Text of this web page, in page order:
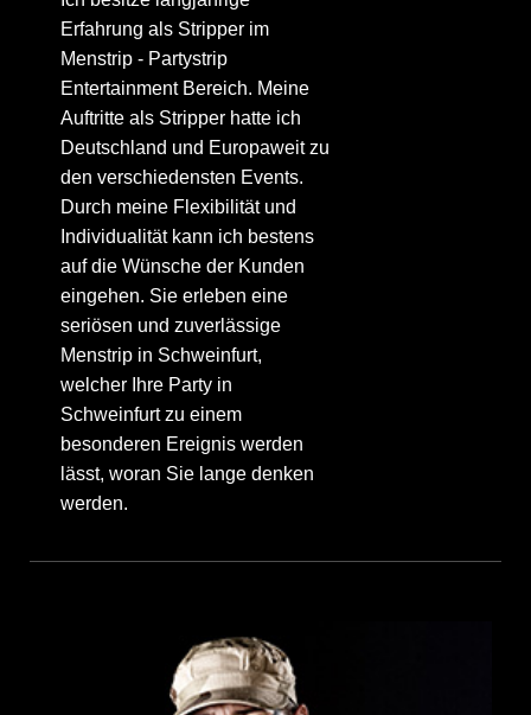
Erfahrung als Stripper im
Menstrip - Partystrip
Entertainment Bereich. Meine
Auftritte als Stripper hatte ich
Deutschland und Europaweit zu
den verschiedensten Events.
Durch meine Flexibilität und
Individualität kann ich bestens
auf die Wünsche der Kunden
eingehen. Sie erleben eine
seriösen und zuverlässige
Menstrip in Schweinfurt,
welcher Ihre Party in
Schweinfurt zu einem
besonderen Ereignis werden
lässt, woran Sie lange denken
werden.